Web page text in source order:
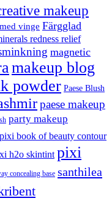
makeup
vinge Färgglad
redness relief
magnetic
makeup blog
powder Paese Blush
paese makeup
party makeup
pixi book of beauty contour
h2o skintint pixi
concealing base santhilea